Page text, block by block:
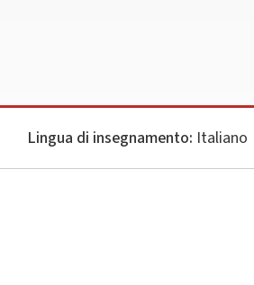
Lingua di insegnamento: Italiano